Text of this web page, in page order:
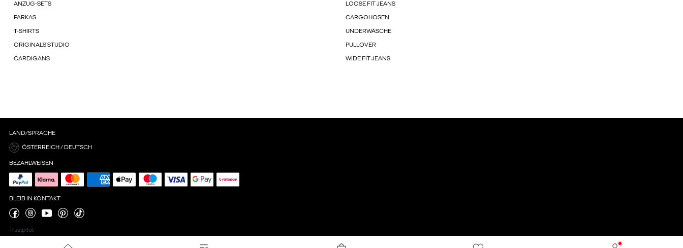
ANZUG-SETS LOOSE FIT JEANS
PARKAS CARGOHOSEN
T-SHIRTS UNDERWÄSCHE
ORIGINALS STUDIO PULLOVER
CARDIGANS WIDE FIT JEANS
LAND/SPRACHE
ÖSTERREICH / DEUTSCH
BEZAHLWEISEN
BLEIB IN KONTAKT
Trustpilot